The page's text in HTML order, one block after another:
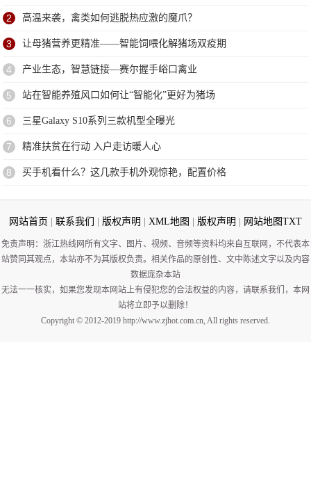
2 高温来袭，禽类如何逃脱热应激的魔爪？
3 让母猪营养更精准——智能饲喂化解猪场双疫期
4 产业生态，智慧链接—赛尔握手峪口禽业
5 站在智能养殖风口如何让“智能化”更好为猪场
6 三星Galaxy S10系列三款机型全曝光
7 精准扶贫在行动 入户走访暖人心
8 买手机看什么？这几款手机外观惊艳，配置价格
网站首页 联系我们 版权声明 XML地图 版权声明 网站地图TXT
免责声明：浙江热线网所有文字、图片、视频、音频等资料均来自互联网，不代表本
站赞同其观点，本站亦不为其版权负责。相关作品的原创性、文中陈述文字以及内容
数据庞杂本站
无法一一核实，如果您发现本网站上有侵犯您的合法权益的内容，请联系我们，本网
站将立即予以删除！
Copyright © 2012-2019 http://www.zjhot.com.cn, All rights reserved.